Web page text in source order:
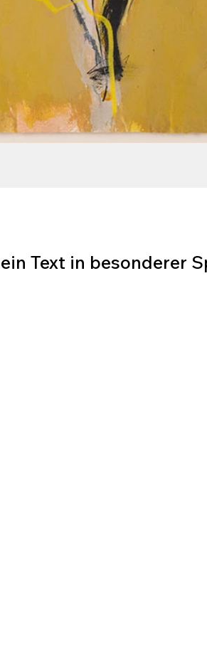
Text in besonderer